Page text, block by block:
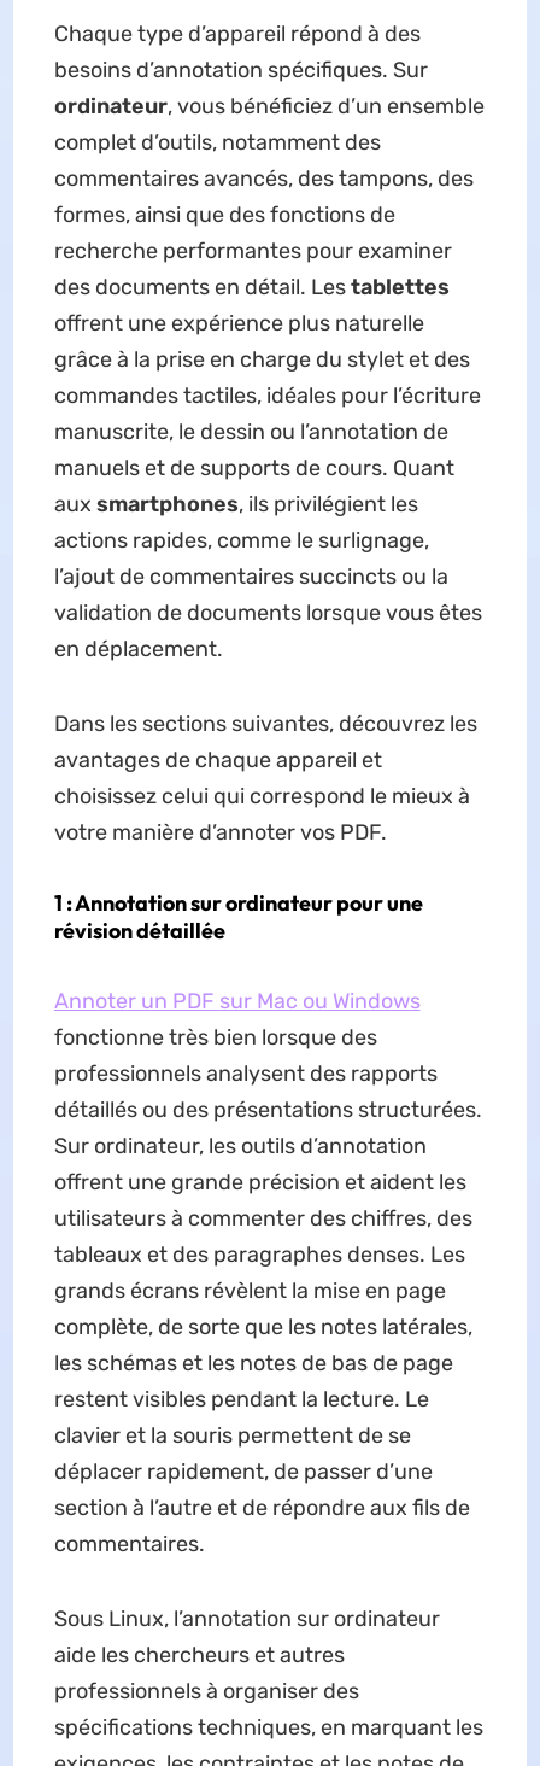
Chaque type d’appareil répond à des
besoins d’annotation spécifiques. Sur
ordinateur, vous bénéficiez d’un ensemble
complet d’outils, notamment des
commentaires avancés, des tampons, des
formes, ainsi que des fonctions de
recherche performantes pour examiner
des documents en détail. Lestablettes
offrent une expérience plus naturelle
grâce à la prise en charge du stylet et des
commandes tactiles, idéales pour l’écriture
manuscrite, le dessin ou l’annotation de
manuels et de supports de cours. Quant
aux smartphones, ils privilégient les
actions rapides, comme le surlignage,
l’ajout de commentaires succincts ou la
validation de documents lorsque vous êtes
en déplacement.
Dans les sections suivantes, découvrez les
avantages de chaque appareil et
choisissez celui qui correspond le mieux à
votre manière d’annoter vos PDF.
1 : Annotation sur ordinateur pour une
révision détaillée
Annoter un PDF sur Mac ou Windows
fonctionne très bien lorsque des
professionnels analysent des rapports
détaillés ou des présentations structurées.
Sur ordinateur, les outils d’annotation
offrent une grande précision et aident les
utilisateurs à commenter des chiffres, des
tableaux et des paragraphes denses. Les
grands écrans révèlent la mise en page
complète, de sorte que les notes latérales,
les schémas et les notes de bas de page
restent visibles pendant la lecture. Le
clavier et la souris permettent de se
déplacer rapidement, de passer d’une
section à l’autre et de répondre aux fils de
commentaires.
Sous Linux, l’annotation sur ordinateur
aide les chercheurs et autres
professionnels à organiser des
spécifications techniques, en marquant les